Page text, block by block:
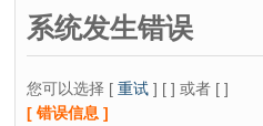
系统发生错误
您可以选择 [ 重试 ] [ ] 或者 [ ]
[ 错误信息 ]